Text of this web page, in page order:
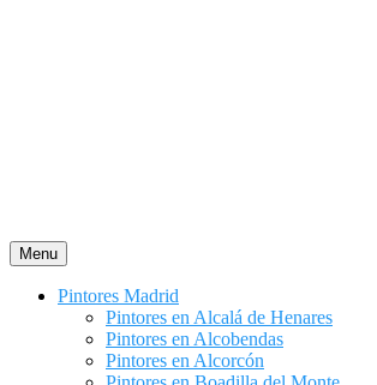
Menu
Pintores Madrid
Pintores en Alcalá de Henares
Pintores en Alcobendas
Pintores en Alcorcón